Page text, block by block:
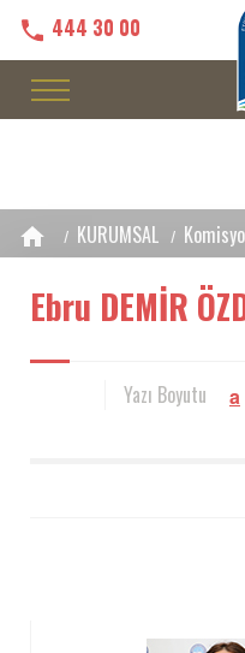
444 30 00
KURUMSAL
Ebru DEMİR
Yazı Boyutu a